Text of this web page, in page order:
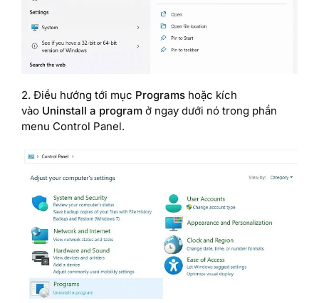
2. Điều hướng tới mục Programs hoặc kích
vào Uninstall a program ở ngay dưới nó trong phần
menu Control Panel.